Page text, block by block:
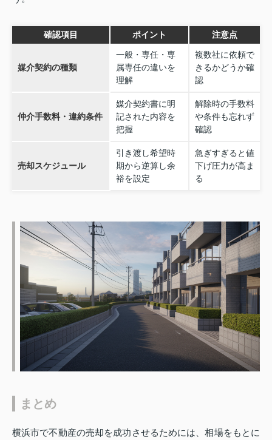
確認項目 ポイント 注意点
媒介契約の種類
一般・専任・専
属専任の違いを
理解
複数社に依頼で
きるかどうか確
認
仲介手数料・違約条件
媒介契約書に明
記された内容を
把握
解除時の手数料
や条件も忘れず
確認
売却スケジュール
引き渡し希望時
期から逆算し余
裕を設定
急ぎすぎると値
下げ圧力が高ま
る
まとめ
横浜市で不動産の売却を成功させるためには、相場をもとに